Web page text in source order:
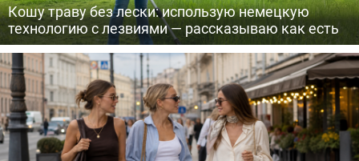
Кошу траву без лески: использую немецкую
технологию с лезвиями — рассказываю как есть